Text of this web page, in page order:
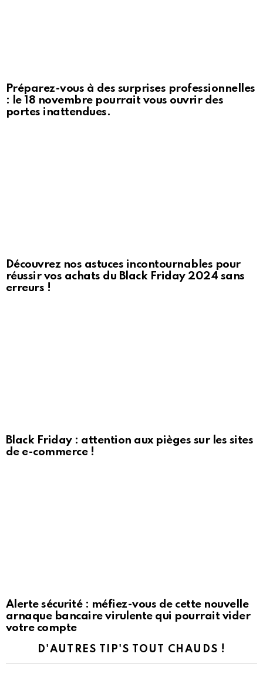
Préparez-vous à des surprises professionnelles
: le 18 novembre pourrait vous ouvrir des
portes inattendues.
Découvrez nos astuces incontournables pour
réussir vos achats du Black Friday 2024 sans
erreurs !
Black Friday : attention aux pièges sur les sites
de e-commerce !
Alerte sécurité : méfiez-vous de cette nouvelle
arnaque bancaire virulente qui pourrait vider
votre compte
D'AUTRES TIP'S TOUT CHAUDS !